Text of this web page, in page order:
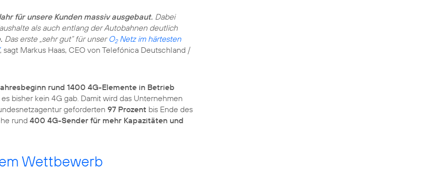
für unsere Kunden massiv ausgebaut. Dabei
als auch entlang der Autobahnen deutlich
Das erste „sehr gut“ für unser O2Netz im härtesten
, sagt Markus Haas, CEO von Telefónica Deutschland /
rund 1400 4G-Elemente in Betrieb
bisher kein 4G gab. Damit wird das Unternehmen
geforderten 97 Prozent bis Ende des
rund 400 4G-Sender für mehr Kapazitäten und
Wettbewerb